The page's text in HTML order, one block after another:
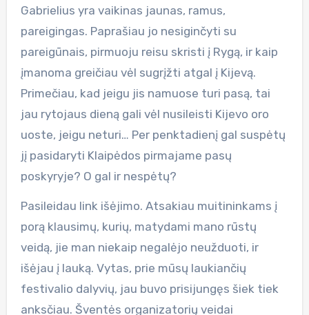
Gabrielius yra vaikinas jaunas, ramus,
pareigingas. Paprašiau jo nesiginčyti su
pareigūnais, pirmuoju reisu skristi į Rygą, ir kaip
įmanoma greičiau vėl sugrįžti atgal į Kijevą.
Primečiau, kad jeigu jis namuose turi pasą, tai
jau rytojaus dieną gali vėl nusileisti Kijevo oro
uoste, jeigu neturi… Per penktadienį gal suspėtų
jį pasidaryti Klaipėdos pirmajame pasų
poskyryje? O gal ir nespėtų?
Pasileidau link išėjimo. Atsakiau muitininkams į
porą klausimų, kurių, matydami mano rūstų
veidą, jie man niekaip negalėjo neužduoti, ir
išėjau į lauką. Vytas, prie mūsų laukiančių
festivalio dalyvių, jau buvo prisijungęs šiek tiek
anksčiau. Šventės organizatorių veidai